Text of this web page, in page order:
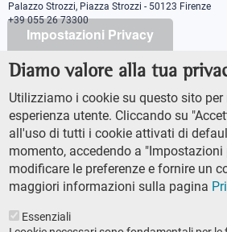
Impostazioni Privacy
Diamo valore alla tua
Utilizziamo i cookie su questo sito
esperienza utente. Cliccando su
all'uso di tutti i cookie attivati di
momento, accedendo a "Impostazioni
modificare le preferenze e fornire un
maggiori informazioni sulla pagina
Essenziali
Palazzo Strozzi, Piazza Strozzi - 50123 Firenze
+39 055 26 73300
PEC protocollo@pec.sns.it
Codice Fiscale 8000 5050507
Ufficio comunicazione
Addetto stampa
URP - Ufficio relazioni con il pubblico